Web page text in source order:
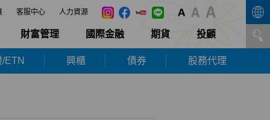
客服中心 人力資源
財富管理 國際金融 期貨 投顧
ETN 興櫃 債券 股務代理